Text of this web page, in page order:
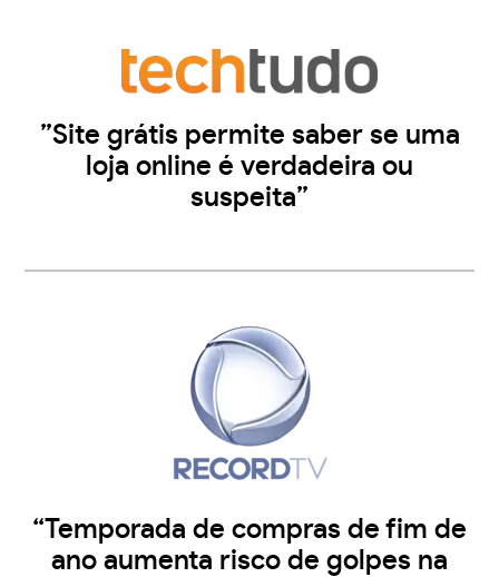
”Site grátis permite saber se uma
loja online é verdadeira ou
suspeita”
“Temporada de compras de fim de
ano aumenta risco de golpes na